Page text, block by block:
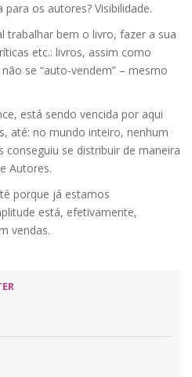
os autores? Visibilidade.
trabalhar bem o livro, fazer a sua
etc.: livros, assim como
se “auto-vendem” – mesmo
está sendo vencida por aqui
até: no mundo inteiro, nenhum
conseguiu se distribuir de maneira
Autores.
porque já estamos
está, efetivamente,
vendas.